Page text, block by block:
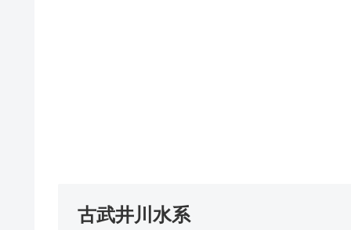
古武井川水系